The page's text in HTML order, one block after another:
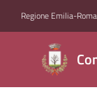
Regione Emilia-